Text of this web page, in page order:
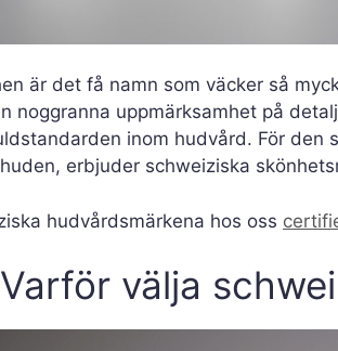
är det få namn som väcker så
noggranna uppmärksamhet på
inom hudvård. För
erbjuder schweiziska
hudvårdsmärkena hos oss
Varför välja